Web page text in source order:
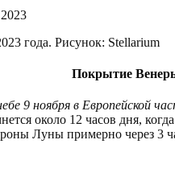
года. Рисунок: Stellarium
Покрытие
9 ноября в Европейской
около 12 часов дня,
Луны примерно через 3